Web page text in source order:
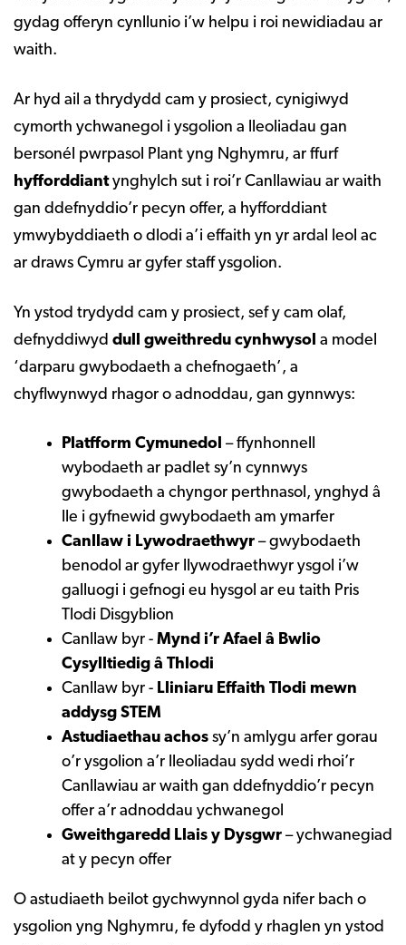
gydag offeryn cynllunio i’w helpu i roi newidiadau ar
waith.
Ar hyd ail a thrydydd cam y prosiect, cynigiwyd
cymorth ychwanegol i ysgolion a lleoliadau gan
bersonél pwrpasol Plant yng Nghymru, ar ffurf
hyfforddiantynghylch sut i roi’r Canllawiau ar waith
gan ddefnyddio’r pecyn offer, a hyfforddiant
ymwybyddiaeth o dlodi a’i effaith yn yr ardal leol ac
ar draws Cymru ar gyfer staff ysgolion.
Yn ystod trydydd cam y prosiect, sef y cam olaf,
defnyddiwyd dull gweithredu cynhwysol a model
‘darparu gwybodaeth a chefnogaeth’, a
chyflwynwyd rhagor o adnoddau, gan gynnwys:
Platfform Cymunedol – ffynhonnell
wybodaeth ar padlet sy’n cynnwys
gwybodaeth a chyngor perthnasol, ynghyd â
lle i gyfnewid gwybodaeth am ymarfer
Canllaw i Lywodraethwyr – gwybodaeth
benodol ar gyfer llywodraethwyr ysgol i’w
galluogi i gefnogi eu hysgol ar eu taith Pris
Tlodi Disgyblion
Canllaw byr - Mynd i’r Afael â Bwlio
Cysylltiedig â Thlodi
Canllaw byr - Lliniaru Effaith Tlodi mewn
addysg STEM
Astudiaethau achos sy’n amlygu arfer gorau
o’r ysgolion a’r lleoliadau sydd wedi rhoi’r
Canllawiau ar waith gan ddefnyddio’r pecyn
offer a’r adnoddau ychwanegol
Gweithgaredd Llais y Dysgwr – ychwanegiad
at y pecyn offer
O astudiaeth beilot gychwynnol gyda nifer bach o
ysgolion yng Nghymru, fe dyfodd y rhaglen yn ystod